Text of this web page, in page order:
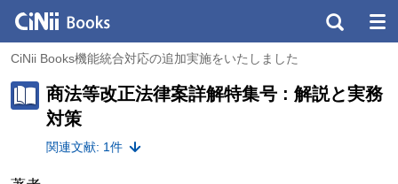
CiNii Books機能統合対応の追加実施をいたしました
商法等改正法律案詳解特集号 : 解説と実務
対策
関連文献: 1件